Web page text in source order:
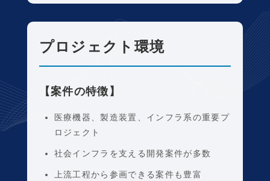
プロジェクト環境
【案件の特徴】
医療機器、製造装置、インフラ系の重要プ
ロジェクト
社会インフラを支える開発案件が多数
上流工程から参画できる案件も豊富